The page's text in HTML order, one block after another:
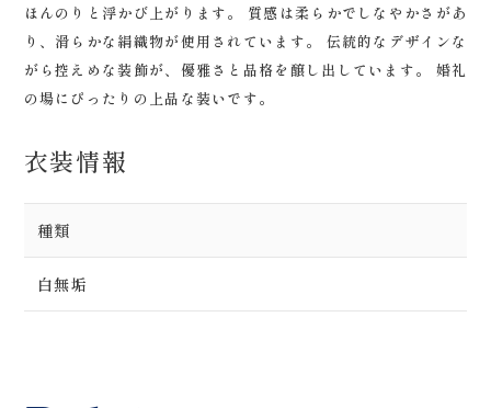
ほんのりと浮かび上がります。 質感は柔らかでしなやかさがあ
り、滑らかな絹織物が使用されています。 伝統的なデザインな
がら控えめな装飾が、優雅さと品格を醸し出しています。 婚礼
の場にぴったりの上品な装いです。
衣装情報
種類
白無垢